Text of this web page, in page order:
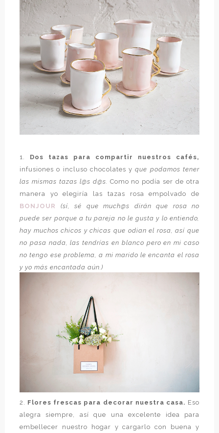
1. Dos tazas para compartir nuestros cafés,
infusiones o incluso chocolates yque podamos tener
las mismas tazas l@s d@s. Como no podía ser de otra
manera yo elegiría las tazas rosa empolvado de
BONJOUR
(sí, sé que much@s dirán que rosa no
puede ser porque a tu pareja no le gusta y lo entiendo,
hay muchos chicos y chicas que odian el rosa, así que
no pasa nada, las tendrías en blanco pero en mi caso
no tengo ese problema, a mi marido le encanta el rosa
y yo más encantada aún.)
2. Flores frescas para decorar nuestra casa. Eso
alegra siempre, así que una excelente idea para
embellecer nuestro hogar y cargarlo con buena y